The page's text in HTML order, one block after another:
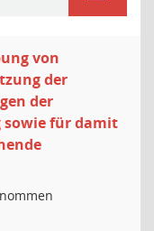
von
der
der
sowie für damit